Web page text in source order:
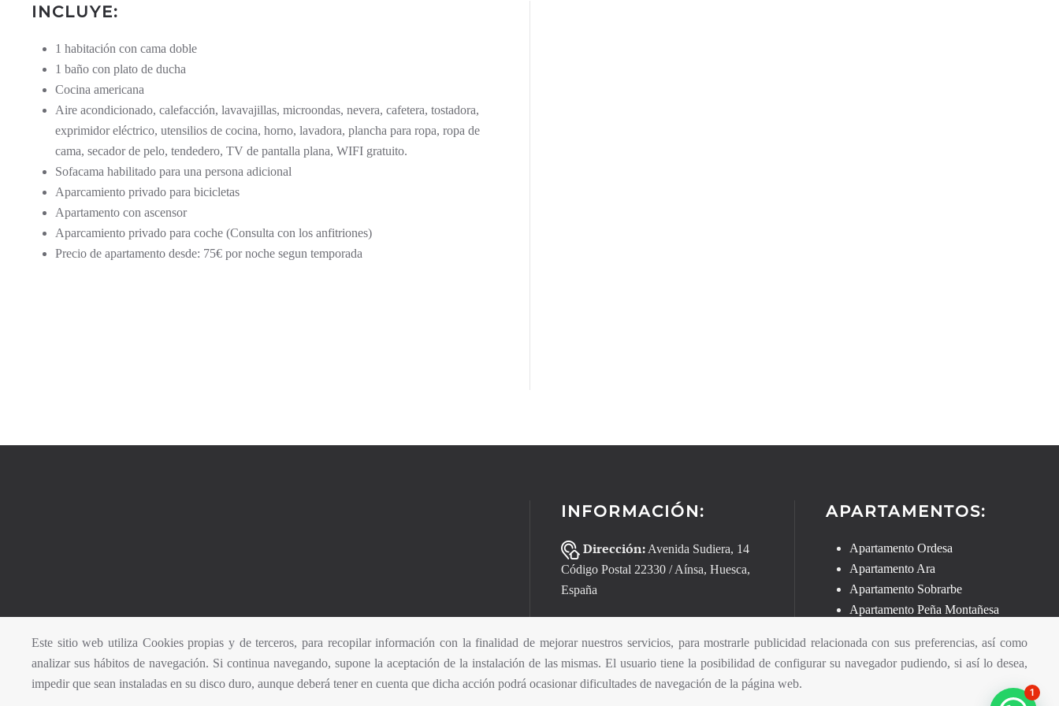
INCLUYE:
1 habitación con cama doble
1 baño con plato de ducha
Cocina americana
Aire acondicionado, calefacción, lavavajillas, microondas, nevera, cafetera, tostadora,
exprimidor eléctrico, utensilios de cocina, horno, lavadora, plancha para ropa, ropa de
cama, secador de pelo, tendedero, TV de pantalla plana, WIFI gratuito.
Sofacama habilitado para una persona adicional
Aparcamiento privado para bicicletas
Apartamento con ascensor
Aparcamiento privado para coche (Consulta con los anfitriones)
Precio de apartamento desde: 75€ por noche segun temporada
INFORMACIÓN:
Dirección: Avenida Sudiera, 14
Código Postal 22330 / Aínsa, Huesca,
España
Email:
BELLAAINSA@GMAIL.COM
APARTAMENTOS:
Apartamento Ordesa
Apartamento Ara
Apartamento Sobrarbe
Apartamento Peña Montañesa
Apartamento el portal de María
ApartamentoBiok
1
Este sitio web utiliza Cookies propias y de terceros, para recopilar información con la finalidad de mejorar nuestros servicios, para mostrarle publicidad relacionada con sus preferencias, así como
analizar sus hábitos de navegación. Si continua navegando, supone la aceptación de la instalación de las mismas. El usuario tiene la posibilidad deconfigurarsu navegador pudiendo, si así lo desea,
impedir que sean instaladas en su disco duro, aunque deberá tener en cuenta que dicha acción podrá ocasionar dificultades de navegación de la página web.